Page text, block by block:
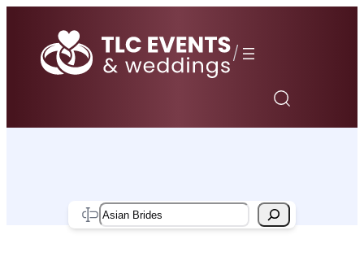
springen
/
Search